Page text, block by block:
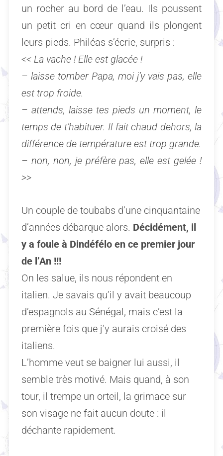
un rocher au bord de l’eau. Ils poussent
un petit cri en cœur quand ils plongent
leurs pieds. Philéas s’écrie, surpris :
<< La vache ! Elle est glacée !
– laisse tomber Papa, moi j’y vais pas, elle
est trop froide.
– attends, laisse tes pieds un moment, le
temps de t’habituer. Il fait chaud dehors, la
différence de température est trop grande.
– non, non, je préfère pas, elle est gelée !
>>
Un couple de toubabs d’une cinquantaine
d’années débarque alors. Décidément, il
y a foule à Dindéfélo en ce premier jour
de l’An !!!
On les salue, ils nous répondent en
italien. Je savais qu’il y avait beaucoup
d’espagnols au Sénégal, mais c’est la
première fois que j’y aurais croisé des
italiens.
L’homme veut se baigner lui aussi, il
semble très motivé. Mais quand, à son
tour, il trempe un orteil, la grimace sur
son visage ne fait aucun doute : il
déchante rapidement.